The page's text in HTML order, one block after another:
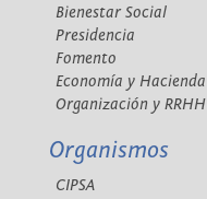
Bienestar Social
Presidencia
Fomento
Economía y Hacienda
Organización y RRHH
Organismos
CIPSA